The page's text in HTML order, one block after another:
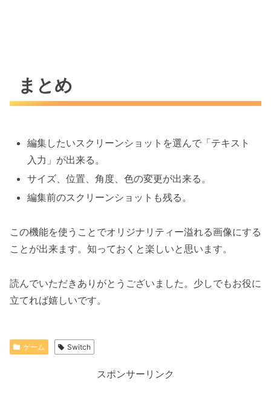
まとめ
編集したいスクリーンショットを選んで「テキスト
入力」が出来る。
サイズ、位置、角度、色の変更が出来る。
編集前のスクリーンショットも残る。
この機能を使うことでオリジナリティー溢れる画像にする
ことが出来ます。知っておくと楽しいと思います。
読んでいただきありがとうございました。少しでもお役に
立てれば嬉しいです。
ゲーム Switch
スポンサーリンク